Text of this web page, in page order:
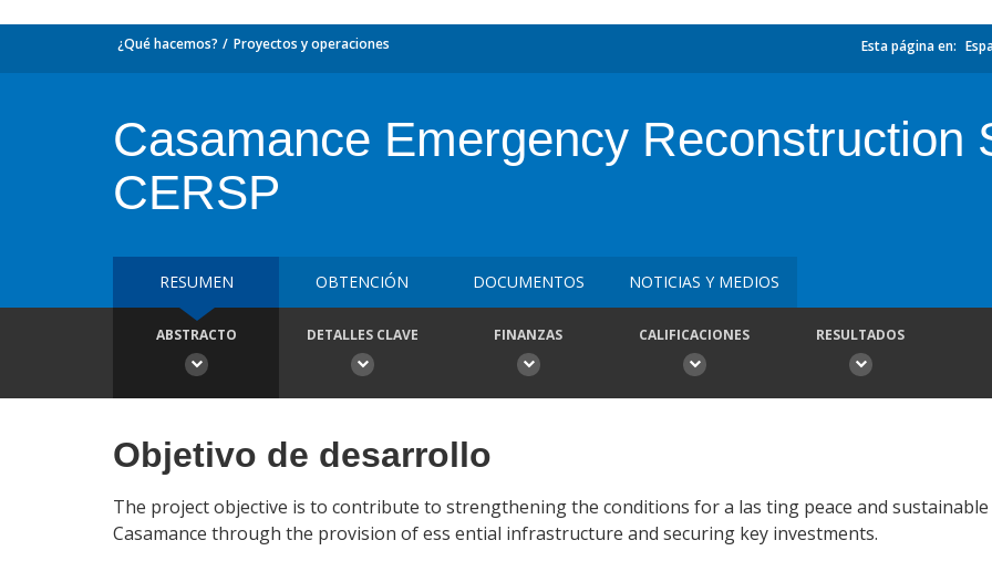
¿Qué hacemos? Proyectos y operaciones Esta página en:
Casamance Emergency Reconstruction
CERSP
RESUMEN OBTENCIÓN DOCUMENTOS NOTICIAS Y MEDIOS
ABSTRACTO DETALLES CLAVE FINANZAS CALIFICACIONES RESULTADOS
Objetivo de desarrollo
The project objective is to contribute to strengthening the conditions for a las ting peace and
Casamance through the provision of ess ential infrastructure and securing key investments.